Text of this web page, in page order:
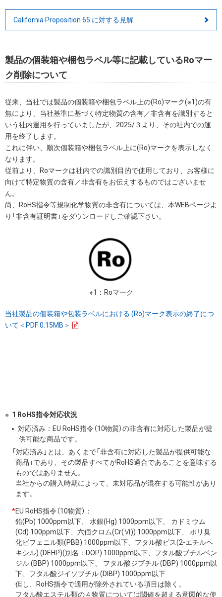
California Proposition 65 に対する見解
製品の個装箱や梱包ラベル等に記載しているRoマー
ク削除について
従来、当社では製品の個装箱や梱包ラベル上の(Ro)マーク(※1)の有
無により、当社基準に基づく特定物質の含有／非含有を識別すると
いう社内運用を行っていましたが、2025/３より、その社内での運
用を終了します。
これに伴い、順次個装箱や梱包ラベル上に(Ro)マークを表示しなく
なります。
従前より、Roマークは社内での識別目的で使用しており、お客様に
向けて特定物質の含有／非含有をお伝えするものではございませ
ん。
尚、RoHS指令等規制化学物質の非含有については、本WEBページよ
り「非含有証明書」をダウンロードしご確認下さい。
※1：Roマーク
当社製品の個装箱や包装ラベルにおける (Ro)マーク表示の終了につ
いて＜PDF 0.15MB＞
1 RoHS指令対応状況
対応済み：EU RoHS指令（10物質）の非含有に対応した製品が提
供可能な商品です。
「対応済み」とは、あくまで「非含有に対応した製品が提供可能な
商品」であり、その製品すべてがRoHS適合であることを意味する
ものではありません。
当社からの購入時期によって、未対応品が混在する可能性があり
ます。
*EU RoHS指令（10物質）：
鉛(Pb) 1000ppm以下、 水銀(Hg) 1000ppm以下、 カドミウム
(Cd) 100ppm以下、六価クロム(Cr(Ⅵ)) 1000ppm以下、 ポリ臭
化ビフェニル類(PBB) 1000ppm以下、フタル酸ビス(2-エチルヘ
キシル) (DEHP)(別名：DOP) 1000ppm以下、フタル酸ブチルベン
ジル (BBP) 1000ppm以下、 フタル酸ジブチル (DBP) 1000ppm以
下、フタル酸ジイソブチル (DIBP) 1000ppm以下
但し、RoHS指令で適用が除外されている項目は除く。
フタル酸エステル類の４物質については閾値を超える意図的な使